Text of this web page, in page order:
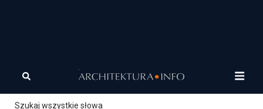
zaawansowane
Szukaj wszystkie słowa